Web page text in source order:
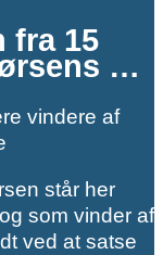
fra 15
…
vindere af
står her
som vinder af
ved at satse